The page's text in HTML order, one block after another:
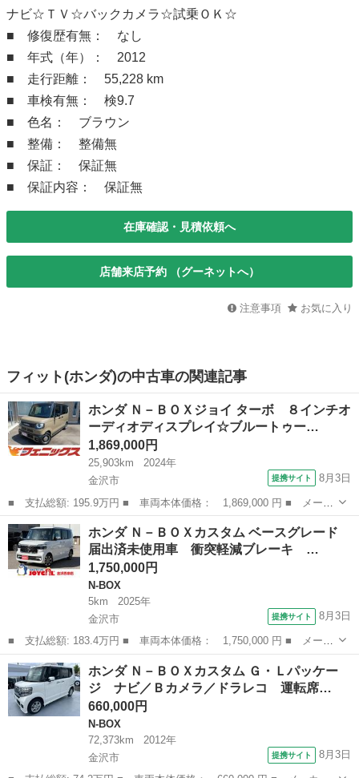
ナビ☆ＴＶ☆バックカメラ☆試乗ＯＫ☆
■ 修復歴有無： なし
■ 年式（年）： 2012
■ 走行距離： 55,228 km
■ 車検有無： 検9.7
■ 色名： ブラウン
■ 整備： 整備無
■ 保証： 保証無
■ 保証内容： 保証無
在庫確認・見積依頼へ
店舗来店予約 （グーネットへ）
注意事項 お気に入り
フィット(ホンダ)の中古車の関連記事
ホンダ Ｎ－ＢＯＸジョイ ターボ ８インチオ
ーディオディスプレイ☆ブルートゥー…
1,869,000円
25,903km
2024年
金沢市
提携サイト 8月3日
■ 支払総額: 195.9万円 ■ 車両本体価格： 1,869,000 円 ■ メーカ
ー名： ホンダ ■ 車種名： Ｎ－ＢＯＸジョイ ■ グレード名：
ターボ ８インチオーディオディスプレイ☆ブルートゥース☆バック
カメラ☆...
石川 金沢市 ホンダ
ホンダ Ｎ－ＢＯＸカスタム ベースグレード
届出済未使用車 衝突軽減ブレーキ …
1,750,000円
N-BOX
5km
2025年
金沢市
提携サイト 8月3日
■ 支払総額: 183.4万円 ■ 車両本体価格： 1,750,000 円 ■ メーカ
ー名： ホンダ ■ 車種名： Ｎ－ＢＯＸカスタム ■ グレード
名： ベースグレード 届出済未使用車 衝突軽減ブレーキ 片側電
動スライドド...
石川 金沢市 N-BOX
ホンダ Ｎ－ＢＯＸカスタム Ｇ・Ｌパッケー
ジ ナビ／Ｂカメラ／ドラレコ 運転席…
660,000円
N-BOX
72,373km
2012年
金沢市
提携サイト 8月3日